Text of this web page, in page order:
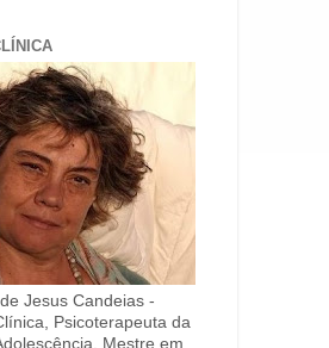
Jesus Candeias -
Psicoterapeuta da
Mestre em